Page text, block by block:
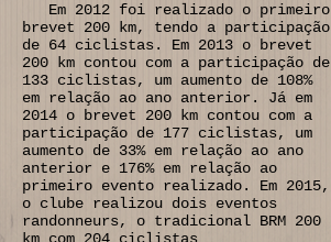
Em 2012 foi realizado o primeiro
brevet 200 km, tendo a participação
de 64 ciclistas. Em 2013 o brevet
200 km contou com a participação de
133 ciclistas, um aumento de 108%
em relação ao ano anterior. Já em
2014 o brevet 200 km contou com a
participação de 177 ciclistas, um
aumento de 33% em relação ao ano
anterior e 176% em relação ao
primeiro evento realizado. Em 2015,
o clube realizou dois eventos
randonneurs, o tradicional BRM 200